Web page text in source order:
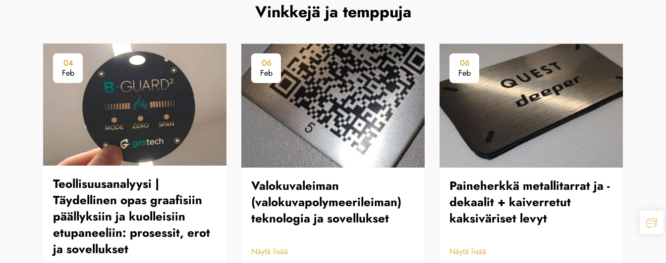
Vinkkejä ja temppuja
04
Feb
Teollisuusanalyysi |
Täydellinen opas graafisiin
päällyksiin ja kuolleisiin
etupaneeliin: prosessit, erot
ja sovellukset
06
Feb
Valokuvaleiman
(valokuvapolymeerileiman)
teknologia ja sovellukset
Näytä lisää
06
Feb
Paineherkkä metallitarrat ja -
dekaalit + kaiverretut
kaksiväriset levyt
Näytä lisää